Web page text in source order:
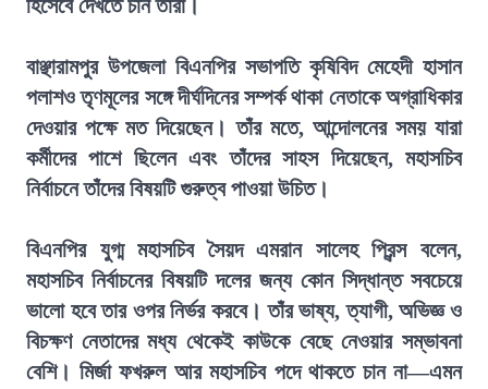
হিসেবে দেখতে চান তারা।
বাঞ্ছারামপুর উপজেলা বিএনপির সভাপতি কৃষিবিদ মেহেদী হাসান
পলাশও তৃণমূলের সঙ্গে দীর্ঘদিনের সম্পর্ক থাকা নেতাকে অগ্রাধিকার
দেওয়ার পক্ষে মত দিয়েছেন। তাঁর মতে, আন্দোলনের সময় যারা
কর্মীদের পাশে ছিলেন এবং তাঁদের সাহস দিয়েছেন, মহাসচিব
নির্বাচনে তাঁদের বিষয়টি গুরুত্ব পাওয়া উচিত।
বিএনপির যুগ্ম মহাসচিব সৈয়দ এমরান সালেহ প্রিন্স বলেন,
মহাসচিব নির্বাচনের বিষয়টি দলের জন্য কোন সিদ্ধান্ত সবচেয়ে
ভালো হবে তার ওপর নির্ভর করবে। তাঁর ভাষ্য, ত্যাগী, অভিজ্ঞ ও
বিচক্ষণ নেতাদের মধ্য থেকেই কাউকে বেছে নেওয়ার সম্ভাবনা
বেশি। মির্জা ফখরুল আর মহাসচিব পদে থাকতে চান না—এমন